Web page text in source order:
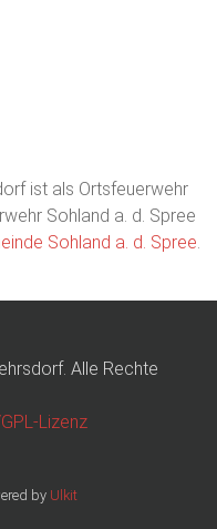
ist als Ortsfeuerwehr
Sohland a. d. Spree
Sohland a. d. Spree.
Alle Rechte
Lizenz
by Ulkit